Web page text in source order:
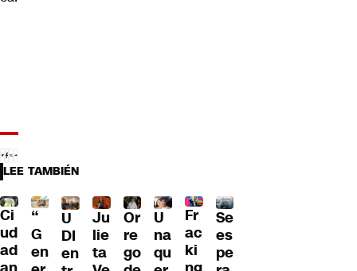
LEE TAMBIÉN
Ci
ud
ad
“
G
en
U
DI
en
Ju
lie
ta
Or
re
go
U
na
qu
Fr
ac
ki
Se
es
pe